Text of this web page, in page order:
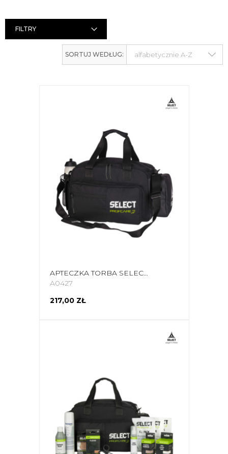
FILTRY
SORTUJ WEDŁUG:
APTECZKA TORBA SELECT L V25 23,7L 18894
A0427
217,00 ZŁ